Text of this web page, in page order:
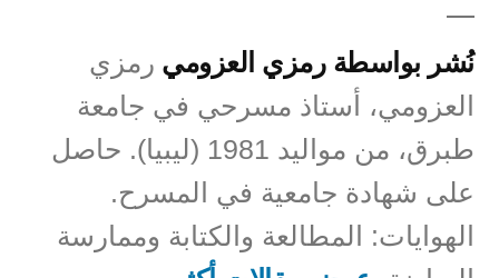
بواسطة
نُشر بواسطة رمزي العزومي رمزي
العزومي، أستاذ مسرحي في جامعة
طبرق، من مواليد 1981 (ليبيا). حاصل
على شهادة جامعية في المسرح.
الهوايات: المطالعة والكتابة وممارسة